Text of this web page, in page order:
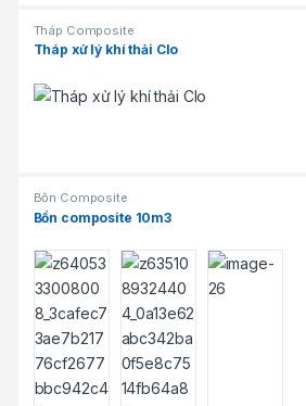
Tháp Composite
Tháp xử lý khí thải Clo
Bồn Composite
Bồn composite 10m3